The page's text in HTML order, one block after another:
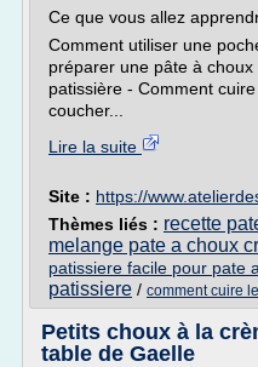
Ce que vous allez
Comment utiliser une
préparer une pâte à
patissière - Comment
coucher...
Lire la suite
Site : https://
Thèmes liés : recette
melange pate a choux
patissiere facile pour pate
patissiere / comment cuire
Petits choux à la
table de Gaelle